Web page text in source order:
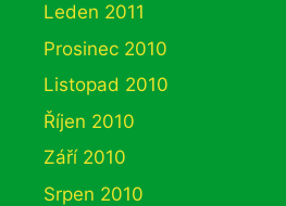
Leden 2011
Prosinec 2010
Listopad 2010
Říjen 2010
Září 2010
Srpen 2010